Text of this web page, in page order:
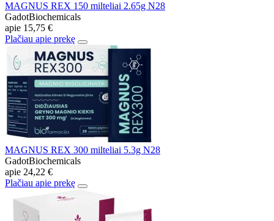
MAGNUS REX 150 milteliai 2.65g N28
GadotBiochemicals
apie 15,75 €
Plačiau apie prekę
MAGNUS REX 300 milteliai 5.3g N28
GadotBiochemicals
apie 24,22 €
Plačiau apie prekę